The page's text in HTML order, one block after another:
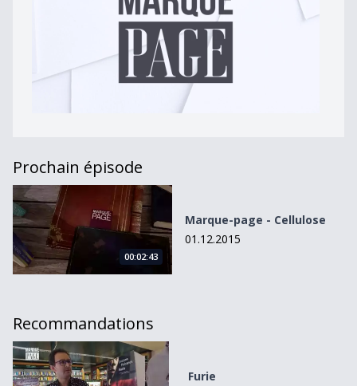
Prochain épisode
Marque-page - Cellulose
00:02:43
Marque-page - Cellulose
01.12.2015
Recommandations
Furie
Furie